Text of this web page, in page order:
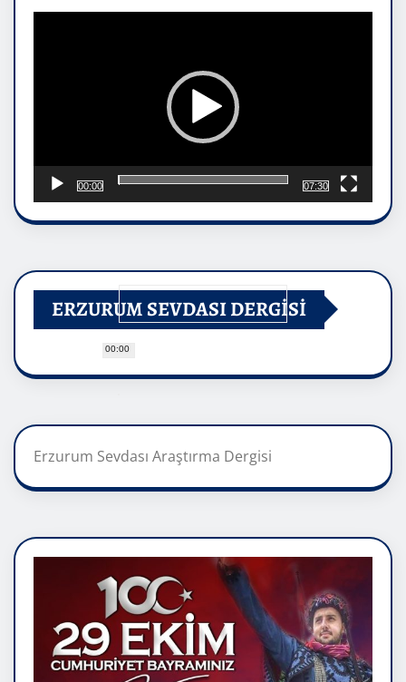
00:00
00:00
07:30
ERZURUM SEVDASI DERGİSİ
Erzurum Sevdası Araştırma Dergisi